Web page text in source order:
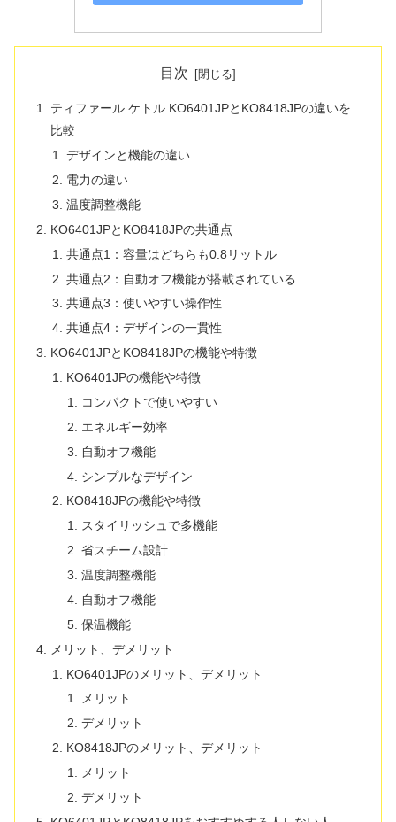
目次
ティファール ケトル KO6401JPとKO8418JPの違いを
比較
デザインと機能の違い
電力の違い
温度調整機能
KO6401JPとKO8418JPの共通点
共通点1：容量はどちらも0.8リットル
共通点2：自動オフ機能が搭載されている
共通点3：使いやすい操作性
共通点4：デザインの一貫性
KO6401JPとKO8418JPの機能や特徴
KO6401JPの機能や特徴
コンパクトで使いやすい
エネルギー効率
自動オフ機能
シンプルなデザイン
KO8418JPの機能や特徴
スタイリッシュで多機能
省スチーム設計
温度調整機能
自動オフ機能
保温機能
メリット、デメリット
KO6401JPのメリット、デメリット
メリット
デメリット
KO8418JPのメリット、デメリット
メリット
デメリット